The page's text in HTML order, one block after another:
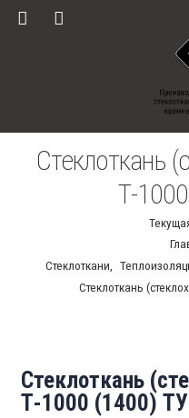
Стеклоткань
Т-
Стеклоткани
Стеклоткань
Стеклоткань
Т-1000 (1400) ТУ